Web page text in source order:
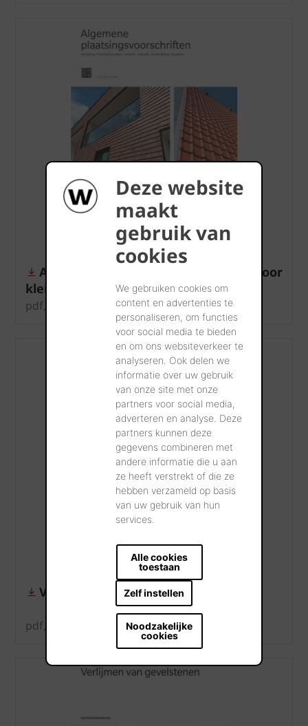
Deze website
maakt
gebruik van
cookies
We gebruiken cookies om
content en advertenties te
personaliseren, om functies
voor social media te bieden
en om ons websiteverkeer te
analyseren. Ook delen we
informatie over uw gebruik
van onze site met onze
partners voor social media,
adverteren en analyse. Deze
partners kunnen deze
gegevens combineren met
andere informatie die u aan
ze heeft verstrekt of die ze
hebben verzameld op basis
van uw gebruik van hun
services.
Alle cookies
toestaan
Zelf instellen
Noodzakelijke
cookies
Algemene plaatsingsvoorschriften voor
kleidakpannen
pdf, 8 MB
Verwerkingsadvies dunbedmortel
pdf, 1 MB